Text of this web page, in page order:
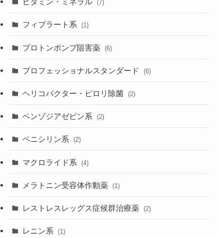
(7)
フィブラート系 (1)
プロトンポンプ阻害薬 (6)
プロフェッショナルスタンダード (6)
ヘリコバクター・ピロリ除菌 (2)
ベンゾジアゼピン系 (2)
ペニシリン系 (2)
マクロライド系 (4)
メラトニン受容体作動薬 (1)
レストレスレッグス症候群治療薬 (2)
レニン系 (1)